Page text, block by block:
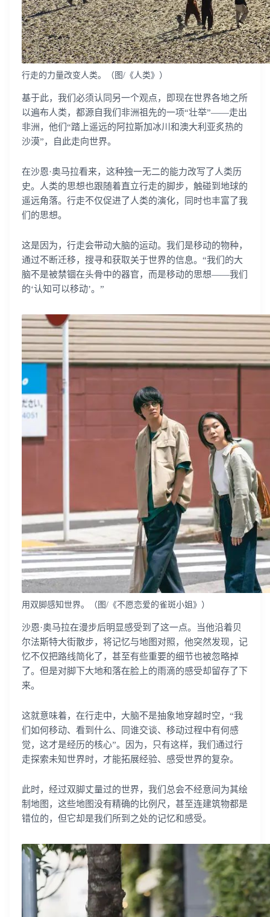
行走的力量改变人类。（图/《人类》）
基于此，我们必须认同另一个观点，即现在世界各地之所
以遍布人类，都源自我们非洲祖先的一项“壮举”——走出
非洲，他们“踏上遥远的阿拉斯加冰川和澳大利亚炙热的
沙漠”，自此走向世界。
在沙恩·奥马拉看来，这种独一无二的能力改写了人类历
史。人类的思想也跟随着直立行走的脚步，触碰到地球的
遥远角落。行走不仅促进了人类的演化，同时也丰富了我
们的思想。
这是因为，行走会带动大脑的运动。我们是移动的物种，
通过不断迁移，搜寻和获取关于世界的信息。“我们的大
脑不是被禁锢在头骨中的器官，而是移动的思想——我们
的‘认知可以移动’。”
用双脚感知世界。（图/《不愿恋爱的雀斑小姐》）
沙恩·奥马拉在漫步后明显感受到了这一点。当他沿着贝
尔法斯特大街散步，将记忆与地图对照，他突然发现，记
忆不仅把路线简化了，甚至有些重要的细节也被忽略掉
了。但是对脚下大地和落在脸上的雨滴的感受却留存了下
来。
这就意味着，在行走中，大脑不是抽象地穿越时空，“我
们如何移动、看到什么、同谁交谈、移动过程中有何感
觉，这才是经历的核心”。因为，只有这样，我们通过行
走探索未知世界时，才能拓展经验、感受世界的复杂。
此时，经过双脚丈量过的世界，我们总会不经意间为其绘
制地图，这些地图没有精确的比例尺，甚至连建筑物都是
错位的，但它却是我们所到之处的记忆和感受。